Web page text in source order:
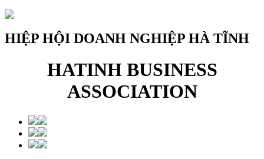
HIỆP HỘI DOANH NGHIỆP HÀ TĨNH
HATINH BUSINESS
ASSOCIATION